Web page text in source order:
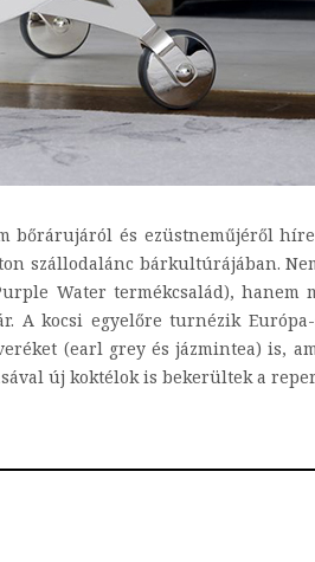
bőrárujáról és ezüstneműjéről
szállodalánc bárkultúrájában.
Water termékcsalád),
A kocsi egyelőre turnézik
(earl grey és jázmintea) is,
új koktélok is bekerültek a